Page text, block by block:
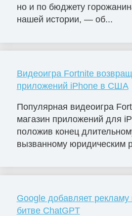
но и по бюджету
нашей истории, — об...
Видеоигра Fortnite
приложений iPhone в США
Популярная видеоигра
магазин приложений для
положив конец
вызванному юридическим
Google добавляет
битве ChatGPT